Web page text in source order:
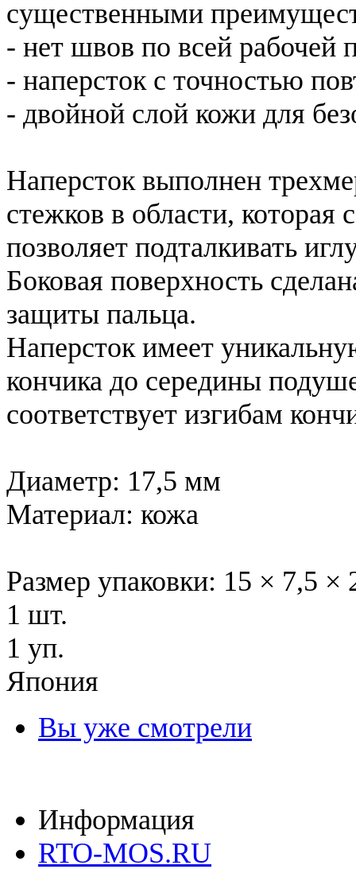
существенными
- нет швов по всей рабочей
- наперсток с точностью
- двойной слой кожи для
Наперсток выполнен
стежков в области, которая
позволяет подталкивать
Боковая поверхность
защиты пальца.
Наперсток имеет
кончика до середины
соответствует изгибам
Диаметр: 17,5 мм
Материал: кожа
Размер упаковки: 15 × 7,5 ×
1 шт.
1 уп.
Япония
Вы уже смотрели
Информация
RTO-MOS.RU